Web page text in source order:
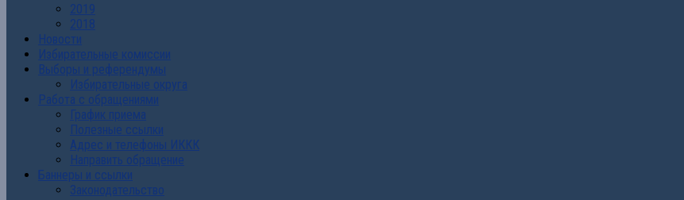
2019
2018
Новости
Избирательные комиссии
Выборы и референдумы
Избирательные округа
Работа с обращениями
График приема
Полезные ссылки
Адрес и телефоны ИККК
Направить обращение
Баннеры и ссылки
Законодательство